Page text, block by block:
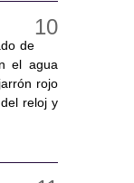
de
el agua
rojo
reloj y